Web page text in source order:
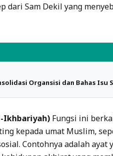
dari Sam Dekil yang
Organsisi dan Bahas Isu
Ikhbariyah) Fungsi ini
kepada umat Muslim,
Contohnya adalah ayat